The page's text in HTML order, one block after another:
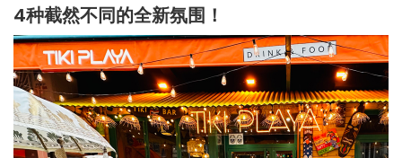
4种截然不同的全新氛围！